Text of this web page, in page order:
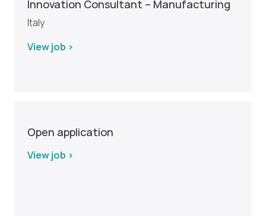
Innovation Consultant – Manufacturing
Italy
View job >
Open application
View job >